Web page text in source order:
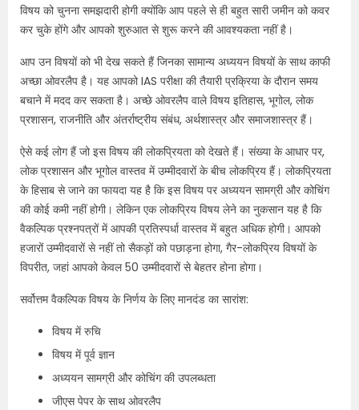
विषय को चुनना समझदारी होगी क्योंकि आप पहले से ही बहुत सारी जमीन को कवर
कर चुके होंगे और आपको शुरुआत से शुरू करने की आवश्यकता नहीं है।
आप उन विषयों को भी देख सकते हैं जिनका सामान्य अध्ययन विषयों के साथ काफी
अच्छा ओवरलैप है। यह आपको IAS परीक्षा की तैयारी प्रक्रिया के दौरान समय
बचाने में मदद कर सकता है। अच्छे ओवरलैप वाले विषय इतिहास, भूगोल, लोक
प्रशासन, राजनीति और अंतर्राष्ट्रीय संबंध, अर्थशास्त्र और समाजशास्त्र हैं।
ऐसे कई लोग हैं जो इस विषय की लोकप्रियता को देखते हैं। संख्या के आधार पर,
लोक प्रशासन और भूगोल वास्तव में उम्मीदवारों के बीच लोकप्रिय हैं। लोकप्रियता
के हिसाब से जाने का फायदा यह है कि इस विषय पर अध्ययन सामग्री और कोचिंग
की कोई कमी नहीं होगी। लेकिन एक लोकप्रिय विषय लेने का नुकसान यह है कि
वैकल्पिक प्रश्नपत्रों में आपकी प्रतिस्पर्धा वास्तव में बहुत अधिक होगी। आपको
हजारों उम्मीदवारों से नहीं तो सैकड़ों को पछाड़ना होगा, गैर-लोकप्रिय विषयों के
विपरीत, जहां आपको केवल 50 उम्मीदवारों से बेहतर होना होगा।
सर्वोत्तम वैकल्पिक विषय के निर्णय के लिए मानदंड का सारांश:
विषय में रुचि
विषय में पूर्व ज्ञान
अध्ययन सामग्री और कोचिंग की उपलब्धता
जीएस पेपर के साथ ओवरलैप